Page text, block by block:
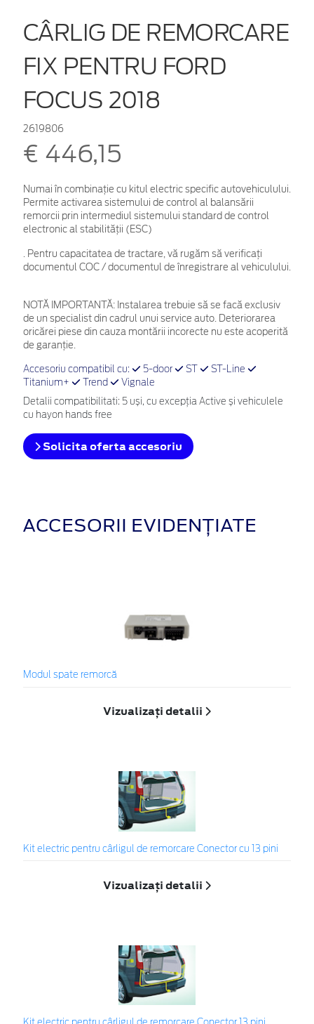
CÂRLIG DE REMORCARE
FIX PENTRU FORD
FOCUS 2018
2619806
€ 446,15
Numai în combinație cu kitul electric specific autovehiculului.
Permite activarea sistemului de control al balansării
remorcii prin intermediul sistemului standard de control
electronic al stabilității (ESC)
. Pentru capacitatea de tractare, vă rugăm să verificaţi
documentul COC / documentul de înregistrare al vehiculului.
NOTĂ IMPORTANTĂ: Instalarea trebuie să se facă exclusiv
de un specialist din cadrul unui service auto. Deteriorarea
oricărei piese din cauza montării incorecte nu este acoperită
de garanţie.
Accesoriu compatibil cu: 5-door ST
ST-Line
Titanium+
Trend Vignale
Detalii compatibilitati: 5 uși, cu excepția Active și vehiculele
cu hayon hands free
Solicita oferta accesoriu
ACCESORII EVIDENȚIATE
Modul spate remorcă
Vizualizați detalii
Kit electric pentru cârligul de remorcare Conector cu 13 pini
Vizualizați detalii